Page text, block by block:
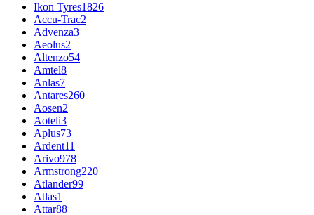
Ikon Tyres1826
Accu-Trac2
Advenza3
Aeolus2
Altenzo54
Amtel8
Anlas7
Antares260
Aosen2
Aoteli3
Aplus73
Ardent11
Arivo978
Armstrong220
Atlander99
Atlas1
Attar88